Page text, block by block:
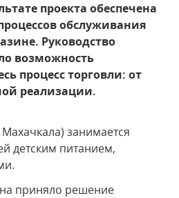
проекта обеспечена
обслуживания
Руководство
возможность
процесс торговли: от
реализации.
занимается
детским питанием,
приняло решение